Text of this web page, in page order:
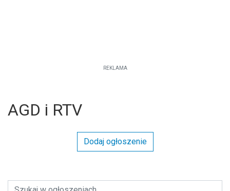
REKLAMA
AGD i RTV
Dodaj ogłoszenie